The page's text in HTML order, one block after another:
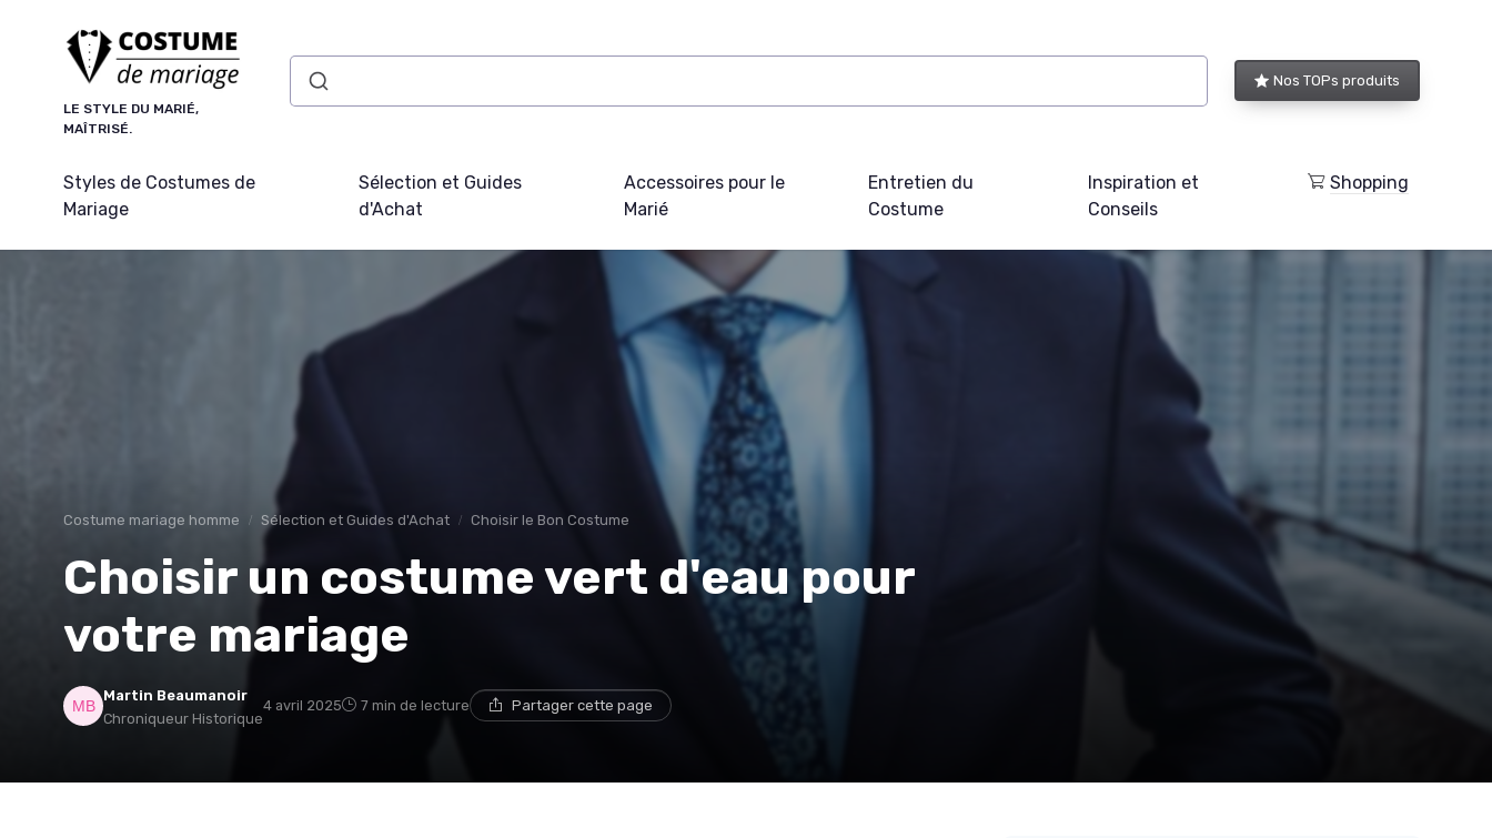
LE STYLE DU MARIÉ,
MAÎTRISÉ.
Nos TOPs produits
Styles de Costumes de
Mariage
Sélection et Guides
d'Achat
Accessoires pour le
Marié
Entretien du
Costume
Inspiration et
Conseils
Shopping
Costume mariage homme Sélection et Guides d'Achat Choisir le Bon Costume
Choisir un costume vert d'eau pour
votre mariage
Martin Beaumanoir
Chroniqueur Historique
4 avril 2025 7 min de lecture Partager cette page